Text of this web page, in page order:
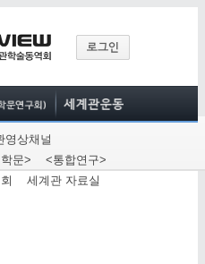
영상채널
문>
<통합연구>
세계관 자료실